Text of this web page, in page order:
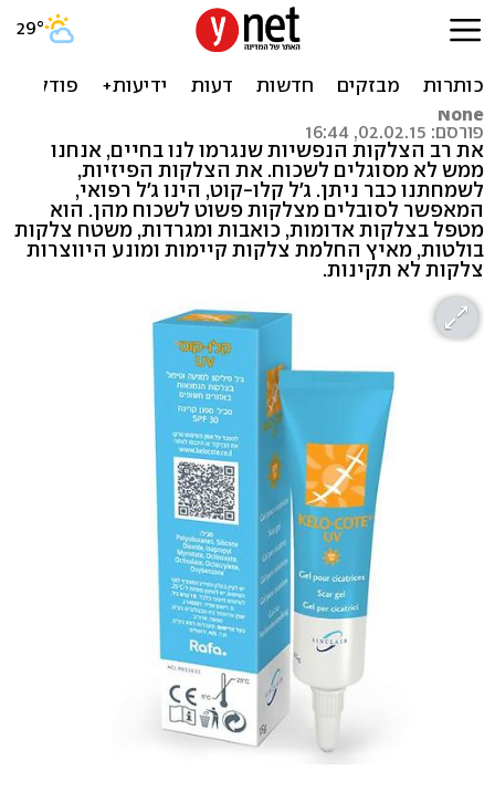
ג'ל לטיפול בצלקות
None
None
פורסם: 02.02.15, 16:44
את רב הצלקות הנפשיות שנגרמו לנו בחיים, אנחנו
ממש לא מסוגלים לשכוח. את הצלקות הפיזיות,
לשמחתנו כבר ניתן. ג'ל קלו-קוט, הינו ג'ל רפואי,
המאפשר לסובלים מצלקות פשוט לשכוח מהן. הוא
מטפל בצלקות אדומות, כואבות ומגרדות, משטח צלקות
בולטות, מאיץ החלמת צלקות קיימות ומונע היווצרות
צלקות לא תקינות.